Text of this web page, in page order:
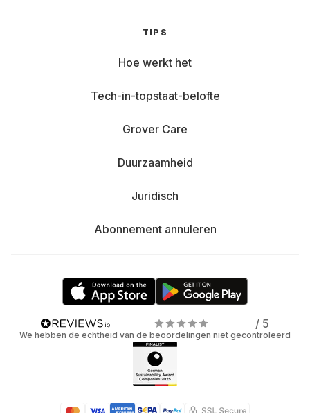
TIPS
Hoe werkt het
Tech-in-topstaat-belofte
Grover Care
Duurzaamheid
Juridisch
Abonnement annuleren
/ 5
We hebben de echtheid van de beoordelingen niet gecontroleerd